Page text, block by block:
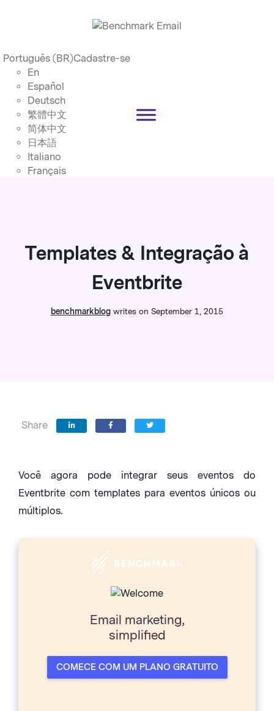
Português (BR)
En
Español
Deutsch
繁體中文
简体中文
日本語
Italiano
Français
Cadastre-se
Templates & Integração à
Eventbrite
benchmarkblog writes on September 1, 2015
Share
Você agora pode integrar seus eventos do
Eventbrite com templates para eventos únicos ou
múltiplos.
Email marketing,
simpliﬁed
COMECE COM UM PLANO GRATUITO